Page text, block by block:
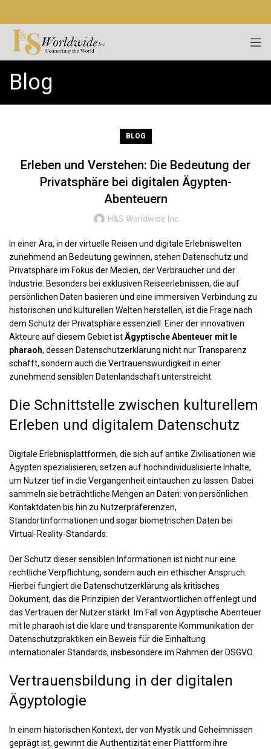
Blog
BLOG
Erleben und Verstehen: Die Bedeutung der
Privatsphäre bei digitalen Ägypten-
Abenteuern
H&S Worldwide Inc.
In einer Ära, in der virtuelle Reisen und digitale Erlebniswelten
zunehmend an Bedeutung gewinnen, stehen Datenschutz und
Privatsphäre im Fokus der Medien, der Verbraucher und der
Industrie. Besonders bei exklusiven Reiseerlebnissen, die auf
persönlichen Daten basieren und eine immersiven Verbindung zu
historischen und kulturellen Welten herstellen, ist die Frage nach
dem Schutz der Privatsphäre essenziell. Einer der innovativen
Akteure auf diesem Gebiet istÄgyptische Abenteuer mit le
pharaoh, dessen Datenschutzerklärung nicht nur Transparenz
schafft, sondern auch die Vertrauenswürdigkeit in einer
zunehmend sensiblen Datenlandschaft unterstreicht.
Die Schnittstelle zwischen kulturellem
Erleben und digitalem Datenschutz
Digitale Erlebnisplattformen, die sich auf antike Zivilisationen wie
Ägypten spezialisieren, setzen auf hochindividualisierte Inhalte,
um Nutzer tief in die Vergangenheit eintauchen zu lassen. Dabei
sammeln sie beträchtliche Mengen an Daten: von persönlichen
Kontaktdaten bis hin zu Nutzerpräferenzen,
Standortinformationen und sogar biometrischen Daten bei
Virtual-Reality-Standards.
Der Schutz dieser sensiblen Informationen ist nicht nur eine
rechtliche Verpflichtung, sondern auch ein ethischer Anspruch.
Hierbei fungiert die Datenschutzerklärung als kritisches
Dokument, das die Prinzipien der Verantwortlichen offenlegt und
das Vertrauen der Nutzer stärkt. Im Fall von Ägyptische Abenteuer
mit le pharaoh ist die klare und transparente Kommunikation der
Datenschutzpraktiken ein Beweis für die Einhaltung
internationaler Standards, insbesondere im Rahmen der DSGVO.
Vertrauensbildung in der digitalen
Ägyptologie
In einem historischen Kontext, der von Mystik und Geheimnissen
geprägt ist, gewinnt die Authentizität einer Plattform ihre